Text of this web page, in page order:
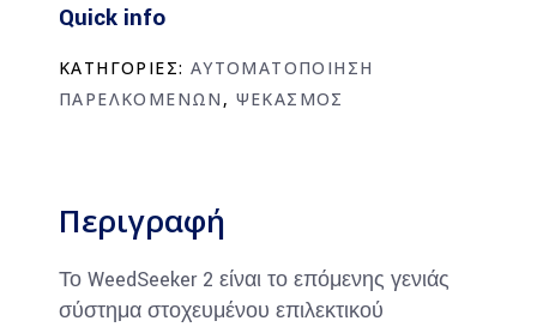
Quick info
ΚΑΤΗΓΟΡΙΕΣ: ΑΥΤΟΜΑΤΟΠΟΙΗΣΗ
ΠΑΡΕΛΚΟΜΕΝΩΝ , ΨΕΚΑΣΜΟΣ
Περιγραφή
Το WeedSeeker 2 είναι το επόμενης γενιάς
σύστημα στοχευμένου επιλεκτικού